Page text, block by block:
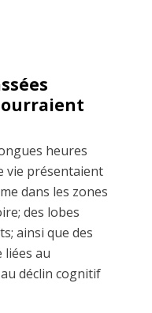
heures
vie présentaient
dans les zones
des lobes
ainsi que des
liées au
déclin cognitif